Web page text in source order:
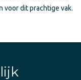
voor dit prachtige vak.